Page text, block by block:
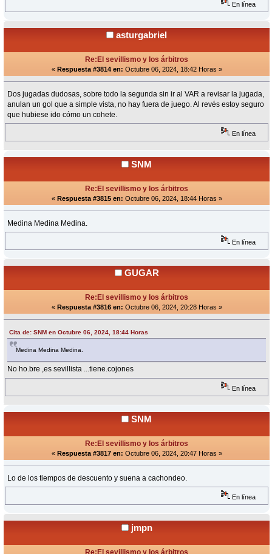
En línea
asturgabriel
Re:El sevillismo y los árbitros
« Respuesta #3814 en: Octubre 06, 2024, 18:42 Horas »
Dos jugadas dudosas, sobre todo la segunda sin ir al VAR a revisar la jugada,
anulan un gol que a simple vista, no hay fuera de juego. Al revés estoy seguro
que hubiese ido cómo un cohete.
En línea
SNM
Re:El sevillismo y los árbitros
« Respuesta #3815 en: Octubre 06, 2024, 18:44 Horas »
Medina Medina Medina.
En línea
GUGAR
Re:El sevillismo y los árbitros
« Respuesta #3816 en: Octubre 06, 2024, 20:28 Horas »
Cita de: SNM en Octubre 06, 2024, 18:44 Horas
Medina Medina Medina.
No ho.bre ,es sevillista ...tiene.cojones
En línea
SNM
Re:El sevillismo y los árbitros
« Respuesta #3817 en: Octubre 06, 2024, 20:47 Horas »
Lo de los tiempos de descuento y suena a cachondeo.
En línea
jmpn
Re:El sevillismo y los árbitros